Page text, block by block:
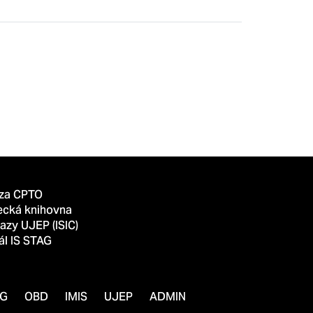
CPTO
knihovna
UJEP (ISIC)
IS STAG
OBD IMIS UJEP ADMIN